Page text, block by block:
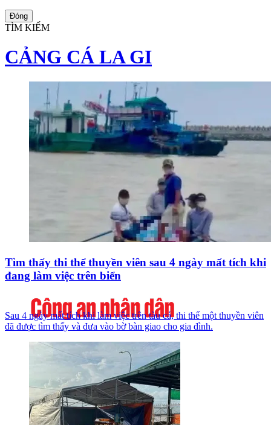
Đóng
TÌM KIẾM
CẢNG CÁ LA GI
Tìm thấy thi thể thuyền viên sau 4 ngày mất tích khi
đang làm việc trên biển
Sau 4 ngày mất tích khi làm việc trên tàu cá, thi thể một thuyền viên
đã được tìm thấy và đưa vào bờ bàn giao cho gia đình.